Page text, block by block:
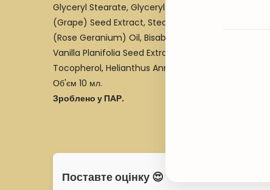
Glyceryl Stearate, Glyceryl Stearate Citrate,
(Grape) Seed Extract, Stearic Acid, Palmitic Acid,
(Rose Geranium) Oil, Bisabolol, Olea Europaea
Vanilla Planifolia Seed Extract, Hexenol, Boswellia
Tocopherol, Helianthus Annuus (Sunflower) Seed
Об'єм 10 мл.
Зроблено у ПАР.
Поставте оцінку 😍